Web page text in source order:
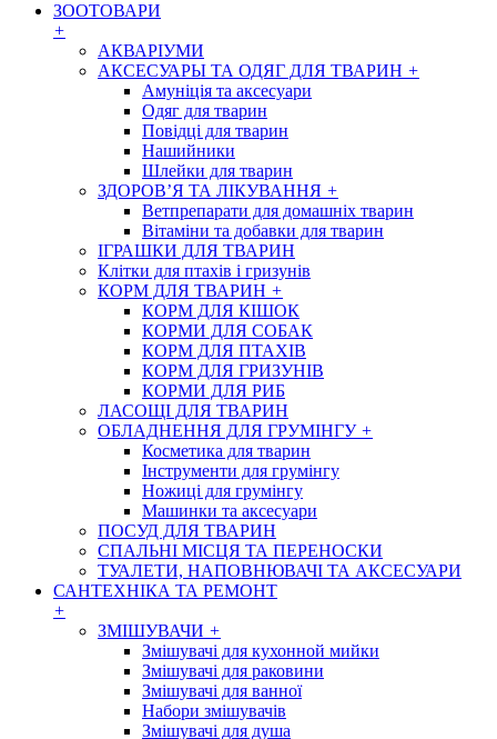
ЗООТОВАРИ
+
АКВАРІУМИ
АКСЕСУАРЫ ТА ОДЯГ ДЛЯ ТВАРИН +
Амуніція та аксесуари
Одяг для тварин
Повідці для тварин
Нашийники
Шлейки для тварин
ЗДОРОВ’Я ТА ЛІКУВАННЯ +
Ветпрепарати для домашніх тварин
Вітаміни та добавки для тварин
ІГРАШКИ ДЛЯ ТВАРИН
Клітки для птахів і гризунів
КОРМ ДЛЯ ТВАРИН +
КОРМ ДЛЯ КІШОК
КОРМИ ДЛЯ СОБАК
КОРМ ДЛЯ ПТАХІВ
КОРМ ДЛЯ ГРИЗУНІВ
КОРМИ ДЛЯ РИБ
ЛАСОЩІ ДЛЯ ТВАРИН
ОБЛАДНЕННЯ ДЛЯ ГРУМІНГУ +
Косметика для тварин
Інструменти для грумінгу
Ножиці для грумінгу
Машинки та аксесуари
ПОСУД ДЛЯ ТВАРИН
СПАЛЬНІ МІСЦЯ ТА ПЕРЕНОСКИ
ТУАЛЕТИ, НАПОВНЮВАЧІ ТА АКСЕСУАРИ
САНТЕХНІКА ТА РЕМОНТ
+
ЗМІШУВАЧИ +
Змішувачі для кухонной мийки
Змішувачі для раковини
Змішувачі для ванної
Набори змішувачів
Змішувачі для душа